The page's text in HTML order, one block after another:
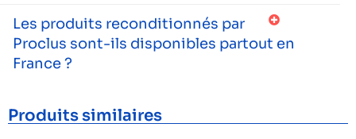
Les produits reconditionnés par
Proclus sont-ils disponibles partout en
France ?
Produits similaires